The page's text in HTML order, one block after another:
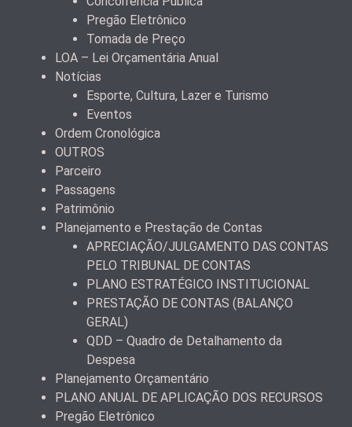
Pregão Eletrônico
Tomada de Preço
LOA – Lei Orçamentária Anual
Notícias
Esporte, Cultura, Lazer e Turismo
Eventos
Ordem Cronológica
OUTROS
Parceiro
Passagens
Patrimônio
Planejamento e Prestação de Contas
APRECIAÇÃO/JULGAMENTO DAS CONTAS
PELO TRIBUNAL DE CONTAS
PLANO ESTRATÉGICO INSTITUCIONAL
PRESTAÇÃO DE CONTAS (BALANÇO
GERAL)
QDD – Quadro de Detalhamento da
Despesa
Planejamento Orçamentário
PLANO ANUAL DE APLICAÇÃO DOS RECURSOS
Pregão Eletrônico